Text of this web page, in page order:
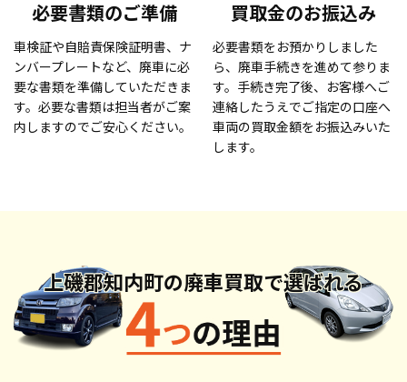
必要書類のご準備
車検証や自賠責保険証明書、ナ
ンバープレートなど、廃車に必
要な書類を準備していただきま
す。必要な書類は担当者がご案
内しますのでご安心ください。
買取金のお振込み
必要書類をお預かりしました
ら、廃車手続きを進めて参りま
す。手続き完了後、お客様へご
連絡したうえでご指定の口座へ
車両の買取金額をお振込みいた
します。
上磯郡知内町の廃車買取で選ばれる